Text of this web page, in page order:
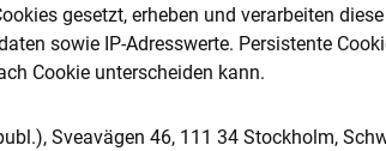
gesetzt, erheben und verarbeiten
sowie IP-Adresswerte. Persistente
Cookie unterscheiden kann.
Sveavägen 46, 111 34 Stockholm,